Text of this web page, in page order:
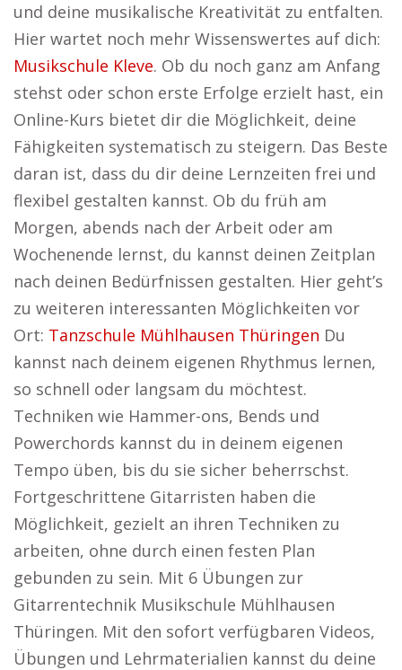
und deine musikalische Kreativität zu entfalten.
Hier wartet noch mehr Wissenswertes auf dich:
Musikschule Kleve. Ob du noch ganz am Anfang
stehst oder schon erste Erfolge erzielt hast, ein
Online-Kurs bietet dir die Möglichkeit, deine
Fähigkeiten systematisch zu steigern. Das Beste
daran ist, dass du dir deine Lernzeiten frei und
flexibel gestalten kannst. Ob du früh am
Morgen, abends nach der Arbeit oder am
Wochenende lernst, du kannst deinen Zeitplan
nach deinen Bedürfnissen gestalten. Hier geht’s
zu weiteren interessanten Möglichkeiten vor
Ort: Tanzschule Mühlhausen Thüringen Du
kannst nach deinem eigenen Rhythmus lernen,
so schnell oder langsam du möchtest.
Techniken wie Hammer-ons, Bends und
Powerchords kannst du in deinem eigenen
Tempo üben, bis du sie sicher beherrschst.
Fortgeschrittene Gitarristen haben die
Möglichkeit, gezielt an ihren Techniken zu
arbeiten, ohne durch einen festen Plan
gebunden zu sein. Mit 6 Übungen zur
Gitarrentechnik Musikschule Mühlhausen
Thüringen. Mit den sofort verfügbaren Videos,
Übungen und Lehrmaterialien kannst du deine